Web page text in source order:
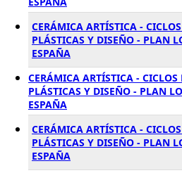
CERÁMICA ARTÍSTICA -
PLÁSTICAS Y DISEÑO - PLAN
ESPAÑA
CERÁMICA ARTÍSTICA - CICLOS
PLÁSTICAS Y DISEÑO - PLAN
ESPAÑA
CERÁMICA ARTÍSTICA -
PLÁSTICAS Y DISEÑO - PLAN
ESPAÑA